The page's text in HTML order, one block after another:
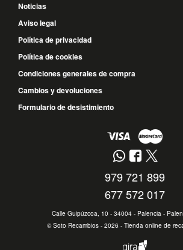
Noticias
Aviso legal
Política de privacidad
Política de cookies
Condiciones generales de compra
Cambios y devoluciones
Formulario de desistimiento
979 721 899
677 572 017
Calle Guipúzcoa, 10 - 34004 - Palencia -
©Soto Recambios- 2026 - Tienda online de